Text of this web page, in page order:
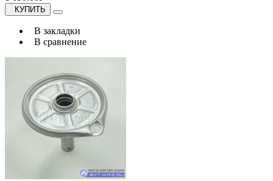
КУПИТЬ
В закладки
В сравнение